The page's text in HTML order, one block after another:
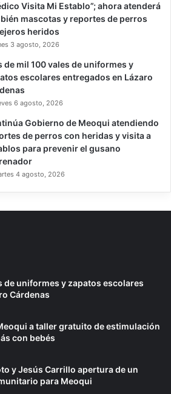
Visita Mi Establo”; ahora atenderá
mascotas y reportes de perros
heridos
3 agosto, 2026
de mil 100 vales de uniformes y
escolares entregados en Lázaro
6 agosto, 2026
Gobierno de Meoqui atendiendo
de perros con heridas y visita a
para prevenir el gusano
4 agosto, 2026
de uniformes y zapatos escolares
Cárdenas
a taller gratuito de estimulación
con bebés
y Jesús Carrillo apertura de un
para Meoqui